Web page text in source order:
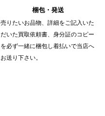
梱包・発送
売りたいお品物、詳細をご記入いた
だいた買取依頼書、身分証のコピー
を必ず一緒に梱包し着払いで当店へ
お送り下さい。